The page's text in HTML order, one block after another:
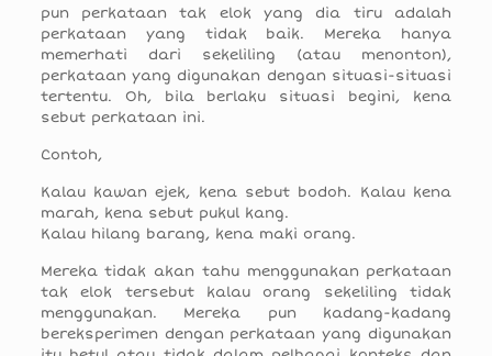
pun perkataan tak elok yang dia tiru adalah
perkataan yang tidak baik. Mereka hanya
memerhati dari sekeliling (atau menonton),
perkataan yang digunakan dengan situasi-situasi
tertentu. Oh, bila berlaku situasi begini, kena
sebut perkataan ini.
Contoh,
Kalau kawan ejek, kena sebut bodoh. Kalau kena
marah, kena sebut pukul kang.
Kalau hilang barang, kena maki orang.
Mereka tidak akan tahu menggunakan perkataan
tak elok tersebut kalau orang sekeliling tidak
menggunakan. Mereka pun kadang-kadang
bereksperimen dengan perkataan yang digunakan